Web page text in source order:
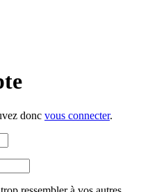
donc vous connecter.